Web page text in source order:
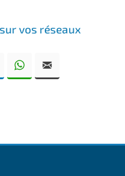
vos réseaux